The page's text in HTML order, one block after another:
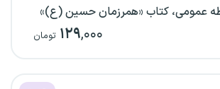
عمومی، کتاب «همرزمان حسین (ع)»
۱۲۹,۰۰۰ تومان